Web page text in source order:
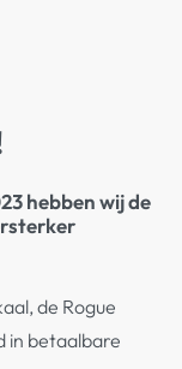
hebben wij de
de Rogue
in betaalbare